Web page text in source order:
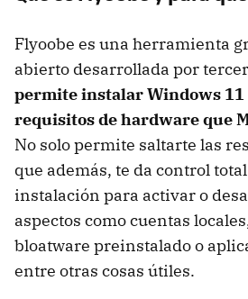
Flyoobe es una herramienta
abierto desarrollada por
permite instalar Windows 11
requisitos de hardware que
No solo permite saltarte las
que además, te da control
instalación para activar o
aspectos como cuentas
bloatware preinstalado o
entre otras cosas útiles.